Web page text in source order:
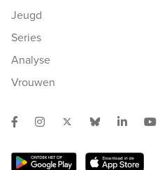
Jeugd
Series
Analyse
Vrouwen